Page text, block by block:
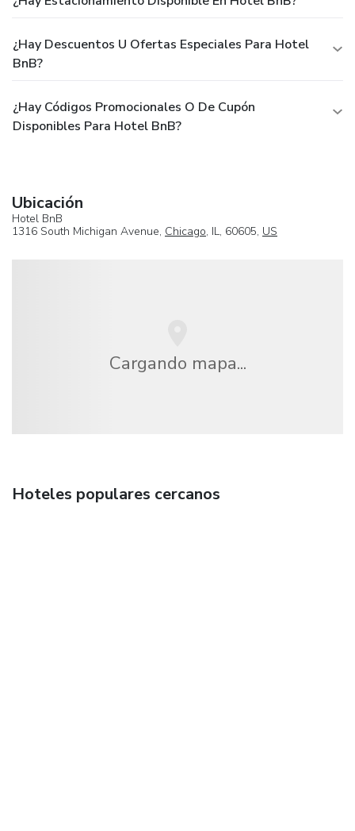
¿Hay Descuentos U Ofertas Especiales Para Hotel
BnB?
¿Hay Códigos Promocionales O De Cupón
Disponibles Para Hotel BnB?
Ubicación
Hotel BnB
1316 South Michigan Avenue, Chicago, IL, 60605, US
Cargando mapa...
Hoteles populares cercanos